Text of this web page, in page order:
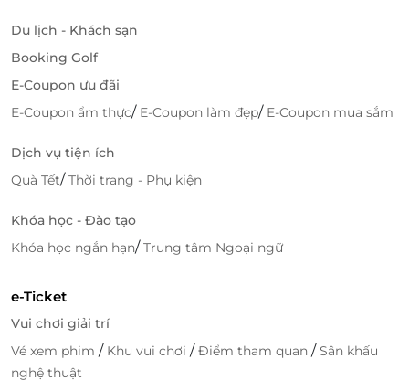
Du lịch - Khách sạn
Booking Golf
E-Coupon ưu đãi
E-Coupon ẩm thực/ E-Coupon làm đẹp/ E-Coupon mua sắm
Dịch vụ tiện ích
Quà Tết/Thời trang - Phụ kiện
Khóa học - Đào tạo
Khóa học ngắn hạn/Trung tâm Ngoại ngữ
e-Ticket
Vui chơi giải trí
Vé xem phim / Khu vui chơi /Điểm tham quan /Sân khấu
nghệ thuật